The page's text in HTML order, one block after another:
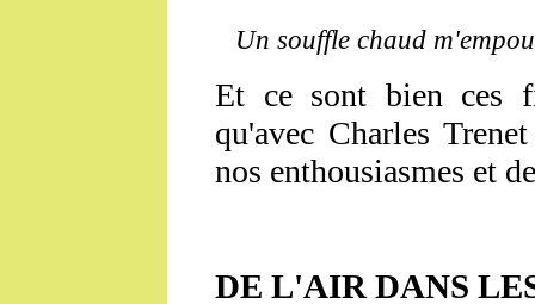
Un souffle chaud
Et ce sont bien ces
qu'avec Charles
nos enthousiasmes et
DE L'AIR DANS